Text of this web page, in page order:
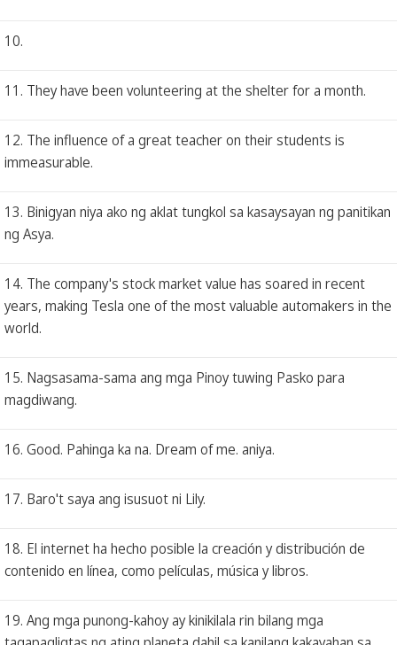
10.
11. They have been volunteering at the shelter for a month.
12. The influence of a great teacher on their students is
immeasurable.
13. Binigyan niya ako ng aklat tungkol sa kasaysayan ng panitikan
ng Asya.
14. The company's stock market value has soared in recent
years, making Tesla one of the most valuable automakers in the
world.
15. Nagsasama-sama ang mga Pinoy tuwing Pasko para
magdiwang.
16. Good. Pahinga ka na. Dream of me. aniya.
17. Baro't saya ang isusuot ni Lily.
18. El internet ha hecho posible la creación y distribución de
contenido en línea, como películas, música y libros.
19. Ang mga punong-kahoy ay kinikilala rin bilang mga